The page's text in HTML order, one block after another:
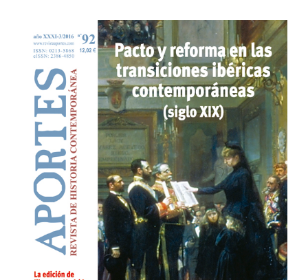
Barra
lateral
del
artículo